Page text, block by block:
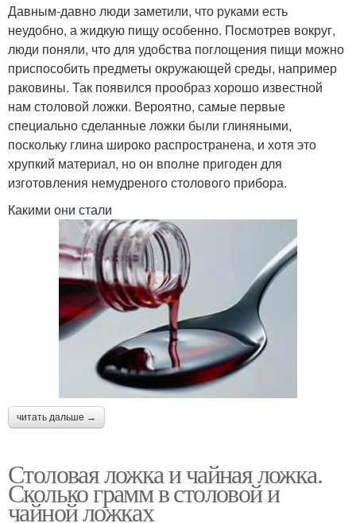
Давным-давно люди заметили, что руками есть
неудобно, а жидкую пищу особенно. Посмотрев вокруг,
люди поняли, что для удобства поглощения пищи можно
приспособить предметы окружающей среды, например
раковины. Так появился прообраз хорошо известной
нам столовой ложки. Вероятно, самые первые
специально сделанные ложки были глиняными,
поскольку глина широко распространена, и хотя это
хрупкий материал, но он вполне пригоден для
изготовления немудреного столового прибора.
Какими они стали
читать дальше →
Столовая ложка и чайная ложка.
Сколько грамм в столовой и
чайной ложках